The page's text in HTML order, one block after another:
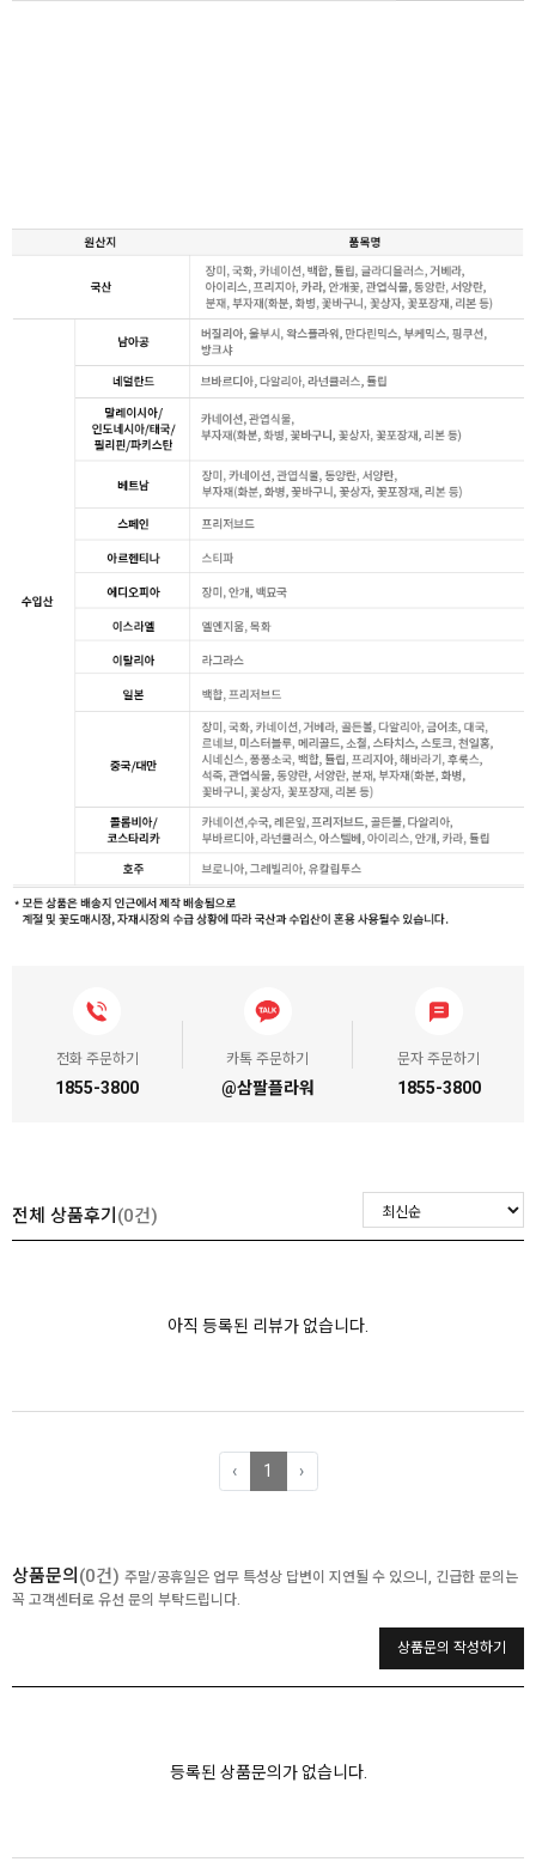
전화 주문하기
1855-3800
카톡 주문하기
@삼팔플라워
문자 주문하기
1855-3800
전체 상품후기 (0건)
아직 등록된 리뷰가 없습니다.
‹ 1 ›
상품문의 (0건) 주말/공휴일은 업무 특성상 답변이 지연될 수 있으니, 긴급한 문의는
꼭 고객센터로 유선 문의 부탁드립니다.
상품문의 작성하기
등록된 상품문의가 없습니다.